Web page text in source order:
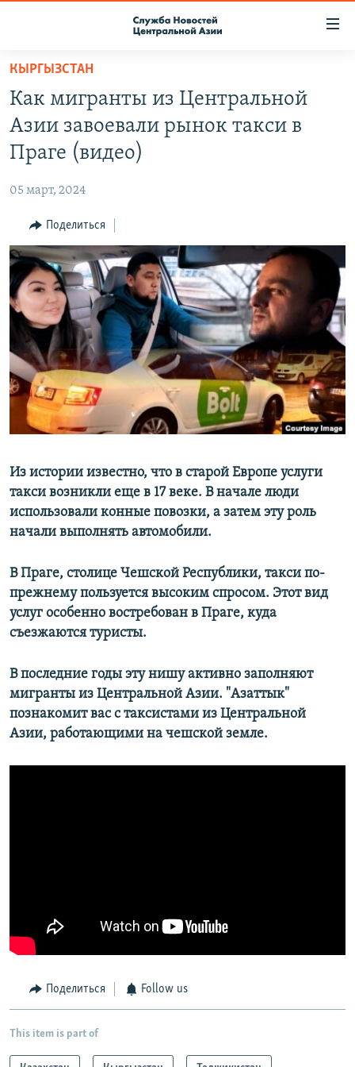
Вернуться
основному
содержанию
Вернутся
главной
навигации
Вернутся
поиску
КОНТАКТЫ
НАСТОЯЩЕЕ ВРЕМЯ
МИГРАНТ МЕДИА
КЫРГЫЗСТАН
Как мигранты из Центральной
Азии завоевали рынок такси в
Праге (видео)
05 март, 2024
Поделиться
Из истории известно, что в старой Европе услуги
такси возникли еще в 17 веке. В начале люди
использовали конные повозки, а затем эту роль
начали выполнять автомобили.
В Праге, столице Чешской Республики, такси по-
прежнему пользуется высоким спросом. Этот вид
услуг особенно востребован в Праге, куда
съезжаются туристы.
В последние годы эту нишу активно заполняют
мигранты из Центральной Азии. "Азаттык"
познакомит вас с таксистами из Центральной
Азии, работающими на чешской земле.
Поделиться Follow us
This item is part of